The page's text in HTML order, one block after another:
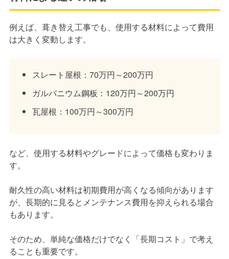
例えば、葺き替え工事でも、使用する材料によって費用
は大きく変動します。
スレート屋根：70万円～200万円
ガルバニウム鋼板：120万円～200万円
瓦屋根：100万円～300万円
など、使用する材料やグレードによって価格も変わりま
す。
耐久性の高い材料は初期費用が高くなる傾向があります
が、長期的に見るとメンテナンス費用を抑えられる場合
もあります。
そのため、単純な価格だけでなく「長期コスト」で考え
ることも重要です。